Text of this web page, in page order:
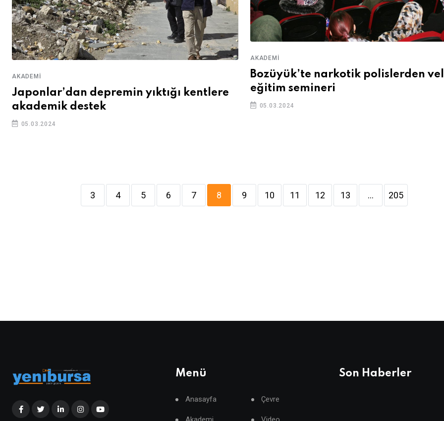
AKADEMI
Japonlar’dan depremin yıktığı kentlere
akademik destek
05.03.2024
AKADEMI
Bozüyük’te narkotik polislerden
eğitim semineri
05.03.2024
3 4 5 6 7 8 9 10 11 12 13 ... 205
Menü
Anasayfa Çevre
Son Haberler